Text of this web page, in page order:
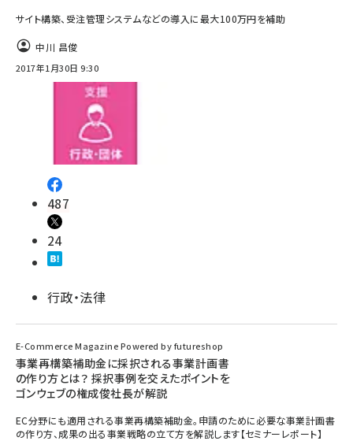
サイト構築、受注管理システムなどの導入に最大100万円を補助
中川 昌俊
2017年1月30日 9:30
487
24
行政・法律
E-Commerce Magazine Powered by futureshop
事業再構築補助金に採択される事業計画書
の作り方とは？ 採択事例を交えたポイントを
ゴンウェブの権成俊社長が解説
EC分野にも適用される事業再構築補助金。申請のために必要な事業計画書
の作り方、成果の出る事業戦略の立て方を解説します【セミナーレポート】